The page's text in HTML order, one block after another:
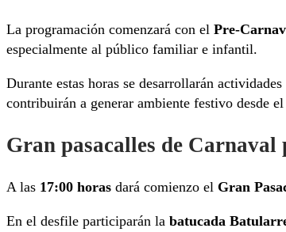
La programación comenzará con el Pre-
especialmente al público familiar e infantil.
Durante estas horas se desarrollarán
contribuirán a generar ambiente festivo desde
Gran pasacalles de Carnaval
A las 17:00 horas dará comienzo el Gran
En el desfile participarán la batucada